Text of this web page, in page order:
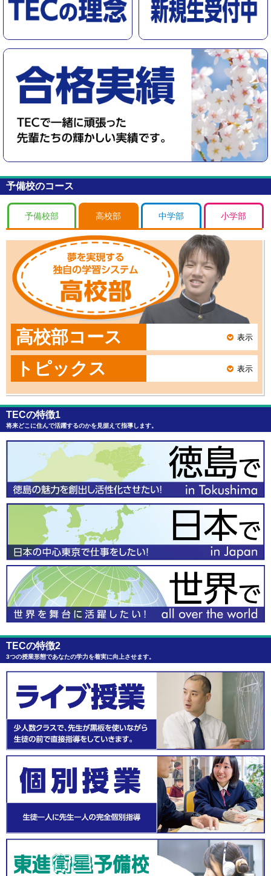
予備校のコース
高校部
予備校部 中学部 小学部
高校部コース 表示
トピックス 表示
TECの特徴1
将来どこに住んで活躍するのかを見据えて指導します。
TECの特徴2
3つの授業形態であなたの学力を着実に向上させます。